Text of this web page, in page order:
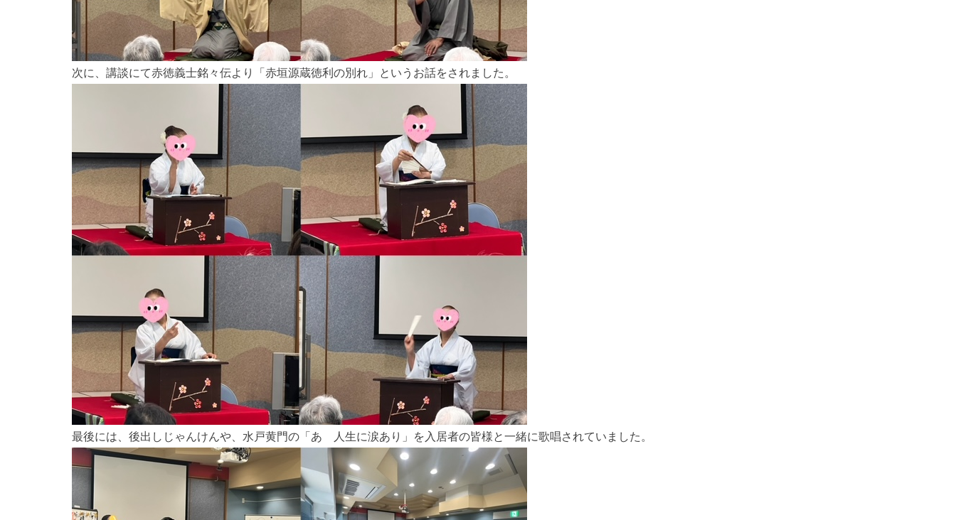
親和園について
事業所案内
求人情報
次に、講談にて赤徳義士銘々伝より「赤垣源蔵徳利の別れ」というお話をされました。
最後には、後出しじゃんけんや、水戸黄門の「あゝ人生に涙あり」を入居者の皆様と一緒に歌唱されていました。